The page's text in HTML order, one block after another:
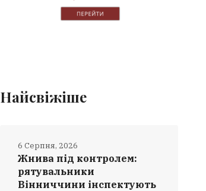
Найсвіжіше
Жнива під контролем:
рятувальники
Вінниччини інспектують
6 Серпня, 2026